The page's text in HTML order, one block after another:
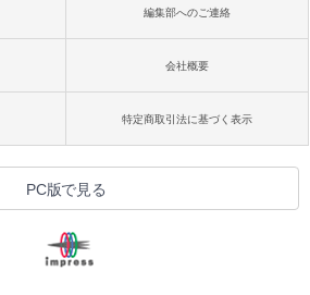
編集部へのご連絡
会社概要
特定商取引法に基づく表示
PC版で見る